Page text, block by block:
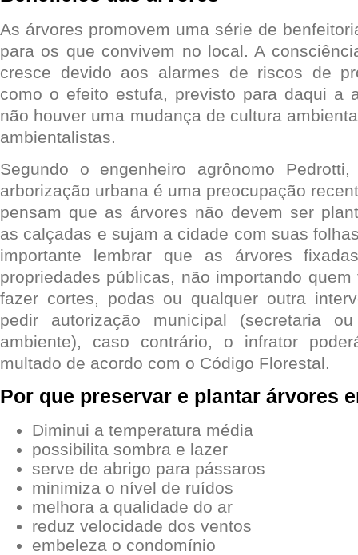
As árvores promovem uma série de
para os que convivem no local. A
cresce devido aos alarmes de riscos de
como o efeito estufa, previsto para daqui a
não houver uma mudança de cultura
ambientalistas.
Segundo o engenheiro agrônomo
arborização urbana é uma preocupação
pensam que as árvores não devem ser
as calçadas e sujam a cidade com suas
importante lembrar que as árvores
propriedades públicas, não importando
fazer cortes, podas ou qualquer outra
pedir autorização municipal (secretaria
ambiente), caso contrário, o infrator
multado de acordo com o Código Florestal.
Por que preservar e plantar árvores
Diminui a temperatura média
possibilita sombra e lazer
serve de abrigo para pássaros
minimiza o nível de ruídos
melhora a qualidade do ar
reduz velocidade dos ventos
embeleza o condomínio